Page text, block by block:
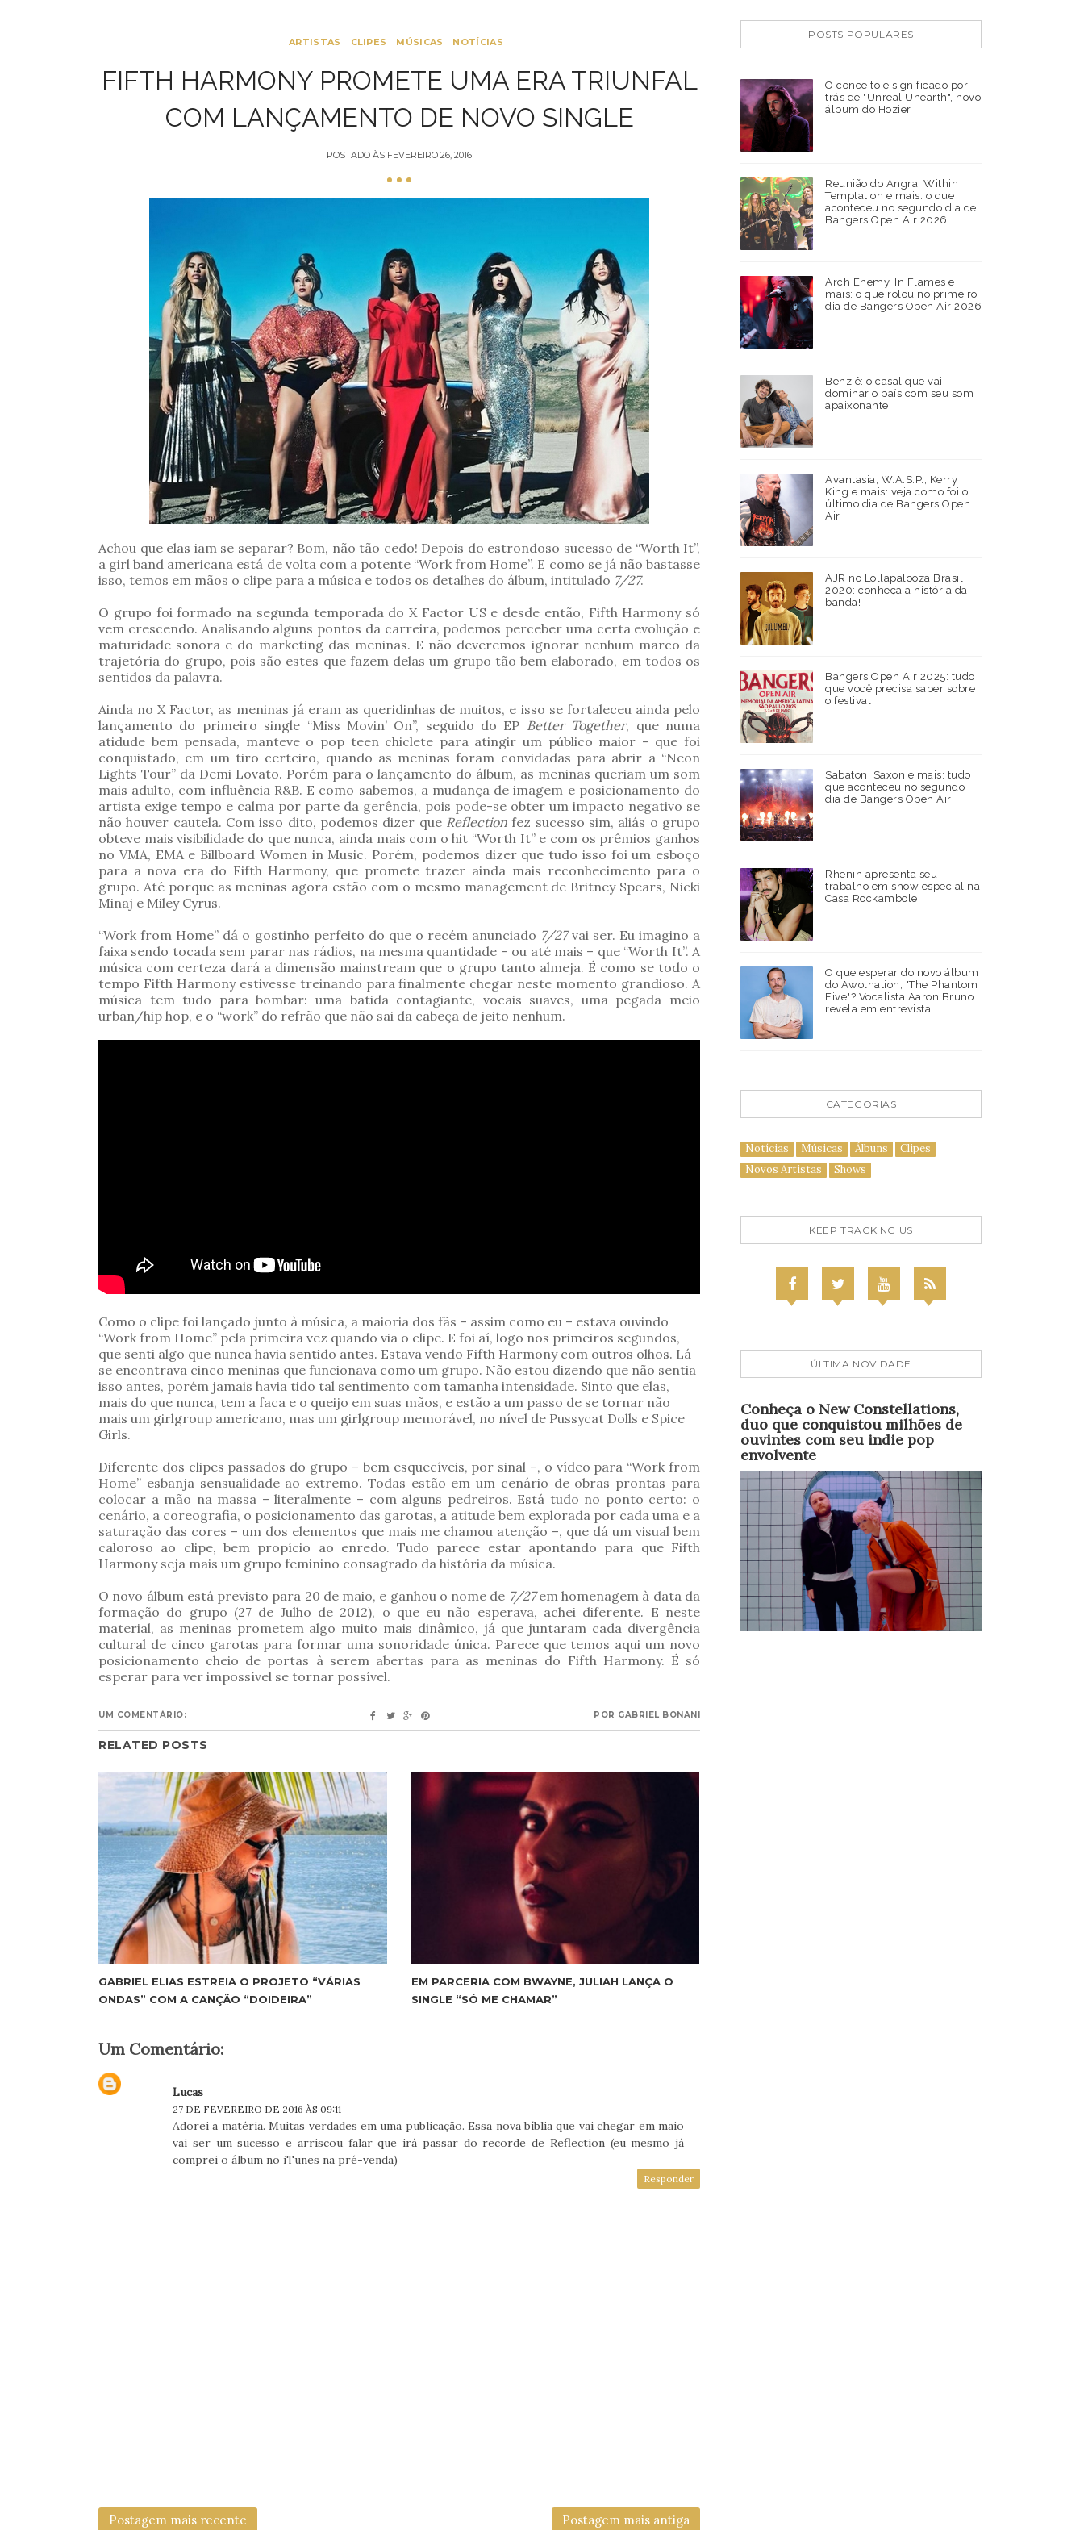
ARTISTAS CLIPES MÚSICAS NOTÍCIAS
FIFTH HARMONY PROMETE UMA ERA TRIUNFAL
COM LANÇAMENTO DE NOVO SINGLE
POSTADO ÀS FEVEREIRO 26, 2016
Achou que elas iam se separar? Bom, não tão cedo! Depois do estrondoso sucesso de “Worth It”,
a girl band americana está de volta com a potente “Work from Home”. E como se já não bastasse
isso, temos em mãos o clipe para a música e todos os detalhes do álbum, intitulado 7/27.
O grupo foi formado na segunda temporada do X Factor US e desde então, Fifth Harmony só
vem crescendo. Analisando alguns pontos da carreira, podemos perceber uma certa evolução e
maturidade sonora e do marketing das meninas. E não deveremos ignorar nenhum marco da
trajetória do grupo, pois são estes que fazem delas um grupo tão bem elaborado, em todos os
sentidos da palavra.
Ainda no X Factor, as meninas já eram as queridinhas de muitos, e isso se fortaleceu ainda pelo
lançamento do primeiro single “Miss Movin’ On”, seguido do EP Better Together, que numa
atidude bem pensada, manteve o pop teen chiclete para atingir um público maior – que foi
conquistado, em um tiro certeiro, quando as meninas foram convidadas para abrir a “Neon
Lights Tour” da Demi Lovato. Porém para o lançamento do álbum, as meninas queriam um som
mais adulto, com influência R&B. E como sabemos, a mudança de imagem e posicionamento do
artista exige tempo e calma por parte da gerência, pois pode-se obter um impacto negativo se
não houver cautela. Com isso dito, podemos dizer que Reflection fez sucesso sim, aliás o grupo
obteve mais visibilidade do que nunca, ainda mais com o hit “Worth It” e com os prêmios ganhos
no VMA, EMA e Billboard Women in Music. Porém, podemos dizer que tudo isso foi um esboço
para a nova era do Fifth Harmony, que promete trazer ainda mais reconhecimento para o
grupo. Até porque as meninas agora estão com o mesmo management de Britney Spears, Nicki
Minaj e Miley Cyrus.
“Work from Home” dá o gostinho perfeito do que o recém anunciado 7/27vai ser. Eu imagino a
faixa sendo tocada sem parar nas rádios, na mesma quantidade – ou até mais – que “Worth It”. A
música com certeza dará a dimensão mainstream que o grupo tanto almeja. É como se todo o
tempo Fifth Harmony estivesse treinando para finalmente chegar neste momento grandioso. A
música tem tudo para bombar: uma batida contagiante, vocais suaves, uma pegada meio
urban/hip hop, e o “work” do refrão que não sai da cabeça de jeito nenhum.
Como o clipe foi lançado junto à música, a maioria dos fãs – assim como eu – estava ouvindo
“Work from Home” pela primeira vez quando via o clipe. E foi aí, logo nos primeiros segundos,
que senti algo que nunca havia sentido antes. Estava vendo Fifth Harmony com outros olhos. Lá
se encontrava cinco meninas que funcionava como um grupo. Não estou dizendo que não sentia
isso antes, porém jamais havia tido tal sentimento com tamanha intensidade. Sinto que elas,
mais do que nunca, tem a faca e o queijo em suas mãos, e estão a um passo de se tornar não
mais um girlgroup americano, mas um girlgroup memorável, no nível de Pussycat Dolls e Spice
Girls.
Diferente dos clipes passados do grupo – bem esquecíveis, por sinal –, o vídeo para “Work from
Home” esbanja sensualidade ao extremo. Todas estão em um cenário de obras prontas para
colocar a mão na massa – literalmente – com alguns pedreiros. Está tudo no ponto certo: o
cenário, a coreografia, o posicionamento das garotas, a atitude bem explorada por cada uma e a
saturação das cores – um dos elementos que mais me chamou atenção –, que dá um visual bem
caloroso ao clipe, bem propício ao enredo. Tudo parece estar apontando para que Fifth
Harmony seja mais um grupo feminino consagrado da história da música.
O novo álbum está previsto para 20 de maio, e ganhou o nome de 7/27em homenagem à data da
formação do grupo (27 de Julho de 2012), o que eu não esperava, achei diferente. E neste
material, as meninas prometem algo muito mais dinâmico, já que juntaram cada divergência
cultural de cinco garotas para formar uma sonoridade única. Parece que temos aqui um novo
posicionamento cheio de portas à serem abertas para as meninas do Fifth Harmony. É só
esperar para ver impossível se tornar possível.
UM COMENTÁRIO: POR GABRIEL BONANI
RELATED POSTS
GABRIEL ELIAS ESTREIA O PROJETO “VÁRIAS
ONDAS” COM A CANÇÃO “DOIDEIRA”
EM PARCERIA COM BWAYNE, JULIAH LANÇA O
SINGLE “SÓ ME CHAMAR”
Um Comentário:
Lucas
27 DE FEVEREIRO DE 2016 ÀS 09:11
Adorei a matéria. Muitas verdades em uma publicação. Essa nova bíblia que vai chegar em maio
vai ser um sucesso e arriscou falar que irá passar do recorde de Reflection (eu mesmo já
comprei o álbum no iTunes na pré-venda)
Responder
Postagem mais recente Postagem mais antiga
POSTS POPULARES
O conceito e significado por
trás de "Unreal Unearth", novo
álbum do Hozier
Reunião do Angra, Within
Temptation e mais: o que
aconteceu no segundo dia de
Bangers Open Air 2026
Arch Enemy, In Flames e
mais: o que rolou no primeiro
dia de Bangers Open Air 2026
Benziê: o casal que vai
dominar o país com seu som
apaixonante
Avantasia, W.A.S.P., Kerry
King e mais: veja como foi o
último dia de Bangers Open
Air
AJR no Lollapalooza Brasil
2020: conheça a história da
banda!
Bangers Open Air 2025: tudo
que você precisa saber sobre
o festival
Sabaton, Saxon e mais: tudo
que aconteceu no segundo
dia de Bangers Open Air
Rhenin apresenta seu
trabalho em show especial na
Casa Rockambole
O que esperar do novo álbum
do Awolnation, "The Phantom
Five"? Vocalista Aaron Bruno
revela em entrevista
CATEGORIAS
Notícias Músicas Álbuns
Clipes
Novos Artistas
Shows
KEEP TRACKING US
ÚLTIMA NOVIDADE
Conheça o New Constellations,
duo que conquistou milhões de
ouvintes com seu indie pop
envolvente